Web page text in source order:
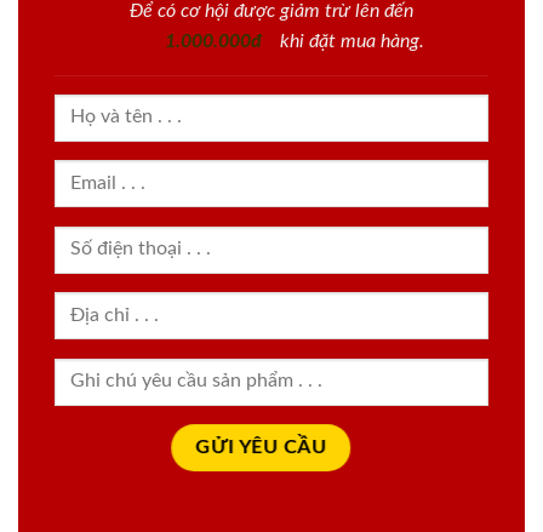
Để có cơ hội được giảm trừ lên đến
1.000.000đ
khi đặt mua hàng.